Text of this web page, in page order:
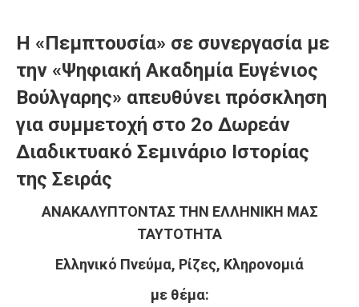
H «Πεμπτουσία» σε συνεργασία με
την «Ψηφιακή Ακαδημία Ευγένιος
Βούλγαρης» απευθύνει πρόσκληση
για συμμετοχή στο 2ο Δωρεάν
Διαδικτυακό Σεμινάριο Ιστορίας
της Σειράς
ΑΝΑΚΑΛΥΠΤΟΝΤΑΣ ΤΗΝ ΕΛΛΗΝΙΚΗ ΜΑΣ
ΤΑΥΤΟΤΗΤΑ
Ελληνικό Πνεύμα, Ρίζες, Κληρονομιά
με θέμα: